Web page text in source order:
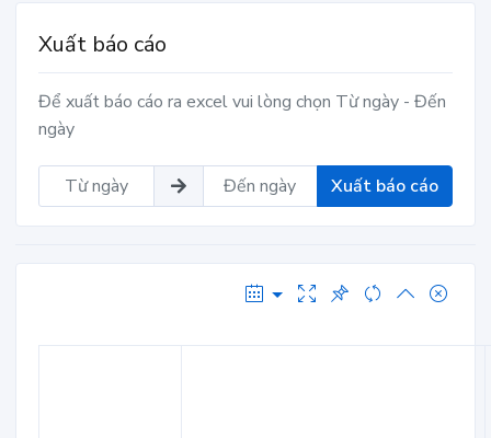
Xuất báo cáo
Để xuất báo cáo ra excel vui lòng chọn Từ ngày - Đến
ngày
Xuất báo cáo